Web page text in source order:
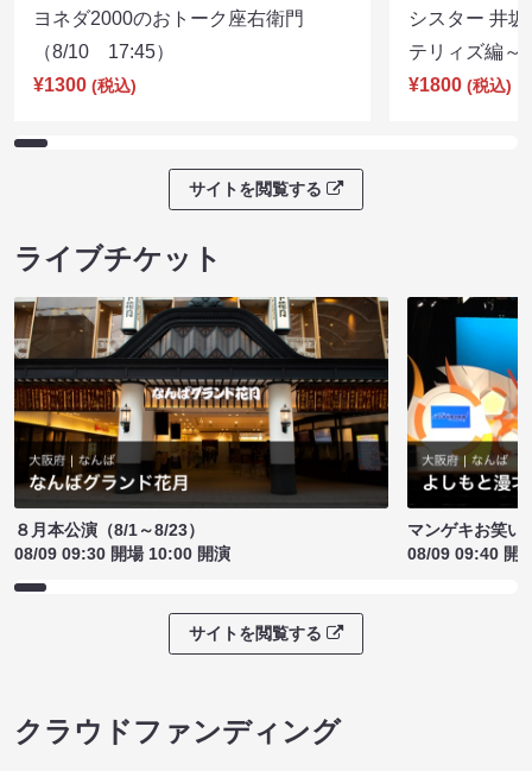
ヨネダ2000のおトーク座右衛門
（8/10 17:45）
¥1300 (税込)
シスター 井
テリィズ編
¥1800 (税込)
サイトを閲覧する
ライブチケット
８月本公演（8/1～8/23）
08/09 09:30 開場 10:00 開演
マンゲキお笑い
08/09 09:40 開
サイトを閲覧する
クラウドファンディング